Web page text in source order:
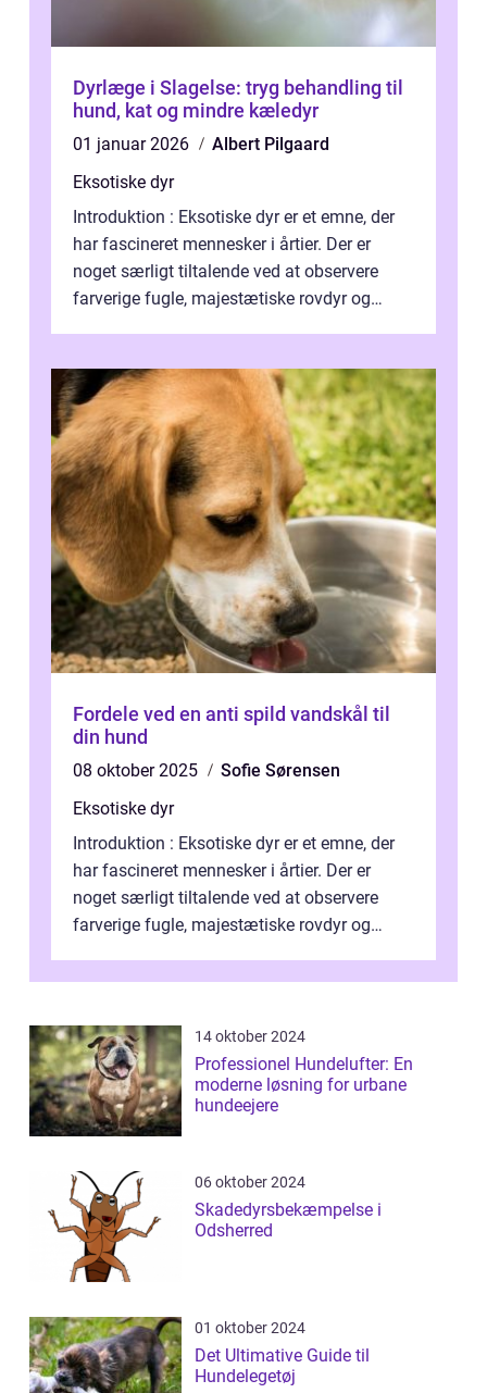
Dyrlæge i Slagelse: tryg behandling til
hund, kat og mindre kæledyr
01 januar 2026
Albert Pilgaard
Eksotiske dyr
Introduktion : Eksotiske dyr er et emne, der
har fascineret mennesker i årtier. Der er
noget særligt tiltalende ved at observere
farverige fugle, majestætiske rovdyr og
Fordele ved en anti spild vandskål til
din hund
08 oktober 2025
Sofie Sørensen
Eksotiske dyr
Introduktion : Eksotiske dyr er et emne, der
har fascineret mennesker i årtier. Der er
noget særligt tiltalende ved at observere
farverige fugle, majestætiske rovdyr og
14 oktober 2024
Professionel Hundelufter: En
moderne løsning for urbane
hundeejere
06 oktober 2024
Skadedyrsbekæmpelse i
Odsherred
01 oktober 2024
Det Ultimative Guide til
Hundelegetøj